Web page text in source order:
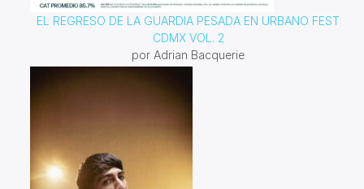
EL REGRESO DE LA GUARDIA PESADA EN URBANO FEST
CDMX VOL. 2
por Adrian Bacquerie